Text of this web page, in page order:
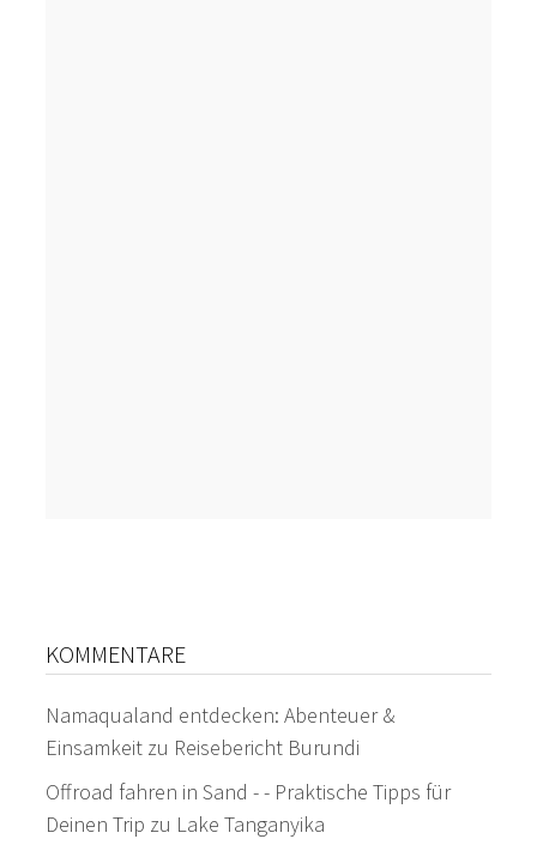
KOMMENTARE
Namaqualand entdecken: Abenteuer &
Einsamkeit zu Reisebericht Burundi
Offroad fahren in Sand - - Praktische Tipps für
Deinen Trip zu Lake Tanganyika